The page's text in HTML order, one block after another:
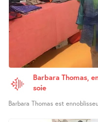
Barbara Thomas,
soie
Barbara Thomas est